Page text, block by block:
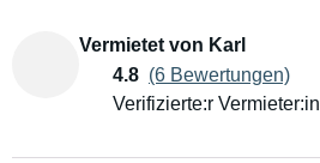
Vermietet von Karl
4.8 (6 Bewertungen)
Verifizierte:r Vermieter:in